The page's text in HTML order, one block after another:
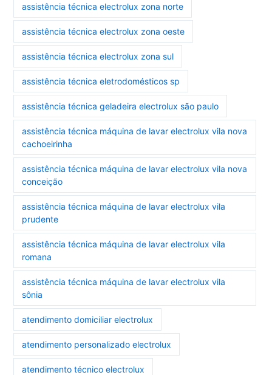
assistência técnica electrolux zona norte
assistência técnica electrolux zona oeste
assistência técnica electrolux zona sul
assistência técnica eletrodomésticos sp
assistência técnica geladeira electrolux são paulo
assistência técnica máquina de lavar electrolux vila nova
cachoeirinha
assistência técnica máquina de lavar electrolux vila nova
conceição
assistência técnica máquina de lavar electrolux vila
prudente
assistência técnica máquina de lavar electrolux vila
romana
assistência técnica máquina de lavar electrolux vila
sônia
atendimento domiciliar electrolux
atendimento personalizado electrolux
atendimento técnico electrolux